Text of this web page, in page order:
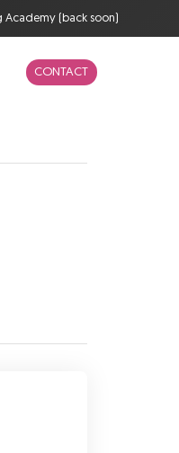
Academy (back soon)
CONTACT